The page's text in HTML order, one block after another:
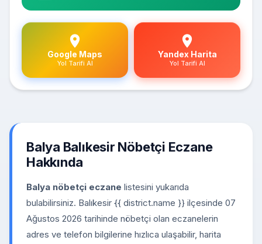
Google Maps
Yol Tarifi Al
Yandex Harita
Yol Tarifi Al
Balya Balıkesir Nöbetçi Eczane
Hakkında
Balya nöbetçi eczane listesini yukarıda
bulabilirsiniz. Balıkesir {{ district.name }} ilçesinde 07
Ağustos 2026 tarihinde nöbetçi olan eczanelerin
adres ve telefon bilgilerine hızlıca ulaşabilir, harita